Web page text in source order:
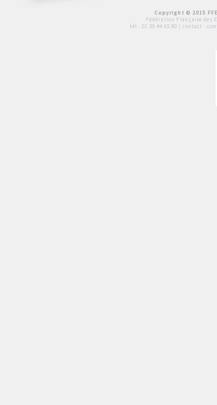
Copyright © 2015
Fédération Française des
tél : 01 39 44 65 80 | contact :